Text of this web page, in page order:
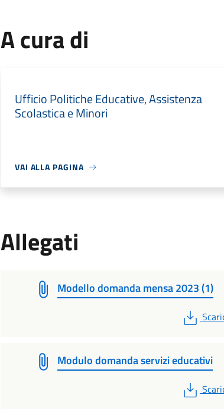
A cura di
Ufficio Politiche Educative, Assistenza
Scolastica e Minori
VAI ALLA PAGINA
Allegati
Modello domanda mensa 2023 (1)
PDF
Modulo domanda servizi educativi
PDF